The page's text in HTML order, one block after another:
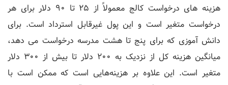
هزینه های درخواست کالج معمولاً از 25 تا 90 دلار برای هر
درخواست متغیر است و این پول غیرقابل استرداد است. برای
دانش آموزی که برای پنج تا هشت مدرسه درخواست می دهد،
میانگین هزینه کل از نزدیک به 200 دلار تا بیش از 300 دلار
متغیر است. این علاوه بر هزینه‌هایی است که ممکن است با